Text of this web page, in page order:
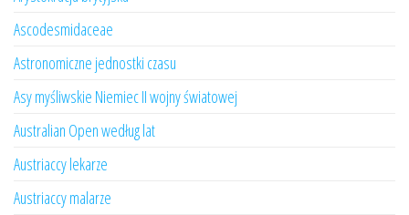
Ascodesmidaceae
Astronomiczne jednostki czasu
Asy myśliwskie Niemiec II wojny światowej
Australian Open według lat
Austriaccy lekarze
Austriaccy malarze